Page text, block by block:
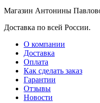
Магазин Антонины
Доставка по всей России.
О компании
Доставка
Оплата
Как сделать заказ
Гарантии
Отзывы
Новости